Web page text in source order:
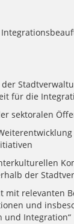
für die
sektoralen
der
mit relevanten
und
und Integration“